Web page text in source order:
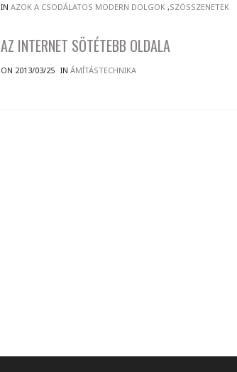
INAZOK A CSODÁLATOS MODERN DOLGOK ,SZÖSSZENETEK
AZ INTERNET SÖTÉTEBB OLDALA
ON 2013/03/25 INÁMÍTÁSTECHNIKA